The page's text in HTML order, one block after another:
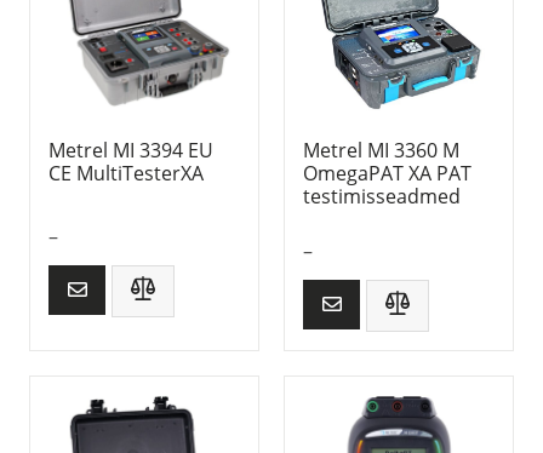
Metrel MI 3394 EU
CE MultiTesterXA
–
Metrel MI 3360 M
OmegaPAT XA PAT
testimisseadmed
–